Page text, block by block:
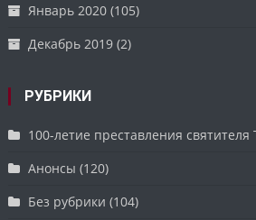
Январь 2020 (105)
Декабрь 2019 (2)
РУБРИКИ
100-летие преставления святителя
Анонсы (120)
Без рубрики (104)